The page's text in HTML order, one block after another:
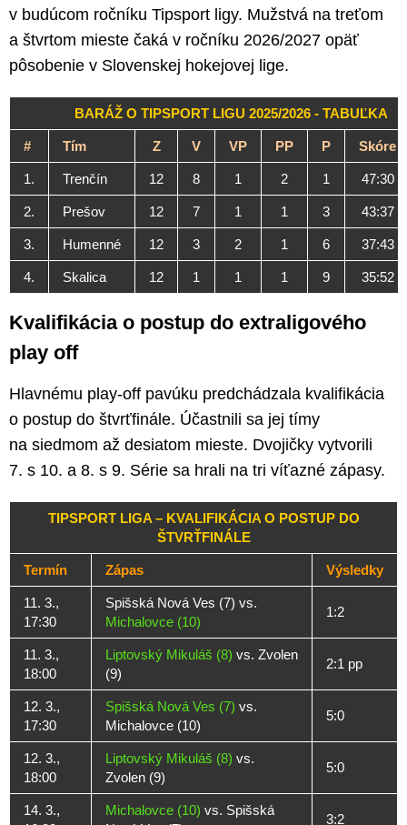
v budúcom ročníku Tipsport ligy. Mužstvá na treťom
a štvrtom mieste čaká v ročníku 2026/2027 opäť
pôsobenie v Slovenskej hokejovej lige.
BARÁŽ O TIPSPORT LIGU 2025/2026 - TABUĽKA
# Tím Z V VP PP P Skóre
1. Trenčín 12 8 1 2 1 47:30
2. Prešov 12 7 1 1 3 43:37
3. Humenné 12 3 2 1 6 37:43
4. Skalica 12 1 1 1 9 35:52
Kvalifikácia o postup do extraligového
play off
Hlavnému play-off pavúku predchádzala kvalifikácia
o postup do štvrťfinále. Účastnili sa jej tímy
na siedmom až desiatom mieste. Dvojičky vytvorili
7. s 10. a 8. s 9. Série sa hrali na tri víťazné zápasy.
TIPSPORT LIGA – KVALIFIKÁCIA O POSTUP DO
ŠTVRŤFINÁLE
Termín Zápas Výsledky
11. 3.,
17:30
Spišská Nová Ves (7) vs.
Michalovce (10)
1:2
11. 3.,
18:00
Liptovský Mikuláš (8) vs. Zvolen
(9)
2:1 pp
12. 3.,
17:30
Spišská Nová Ves (7) vs.
Michalovce (10)
5:0
12. 3.,
18:00
Liptovský Mikuláš (8) vs.
Zvolen (9)
5:0
14. 3.,
Michalovce (10) vs. Spišská
3:2